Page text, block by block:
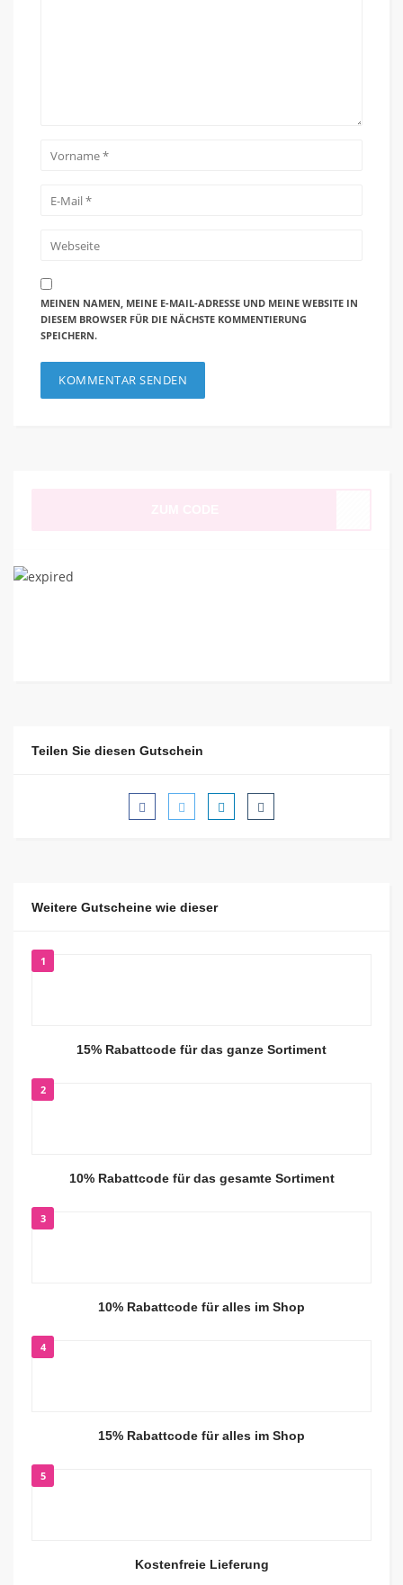
MEINEN NAMEN, MEINE E-MAIL-ADRESSE UND MEINE WEBSITE IN
DIESEM BROWSER FÜR DIE NÄCHSTE KOMMENTIERUNG
SPEICHERN.
Teilen Sie diesen Gutschein
Weitere Gutscheine wie dieser
1
15% Rabattcode für das ganze Sortiment
2
10% Rabattcode für das gesamte Sortiment
3
10% Rabattcode für alles im Shop
4
15% Rabattcode für alles im Shop
5
Kostenfreie Lieferung